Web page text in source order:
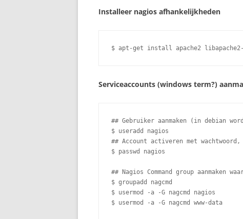
Installeer nagios afhankelijkheden
$ apt-get install apache2
Serviceaccounts (windows term?)
## Gebruiker aanmaken (in debian
$ useradd nagios
## Account activeren met wachtwoord,
$ passwd nagios
## Nagios Command group aanmaken
$ groupadd nagcmd
$ usermod -a -G nagcmd nagios
$ usermod -a -G nagcmd www-data